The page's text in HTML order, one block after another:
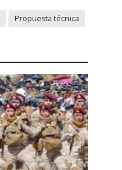
Propuesta técnica